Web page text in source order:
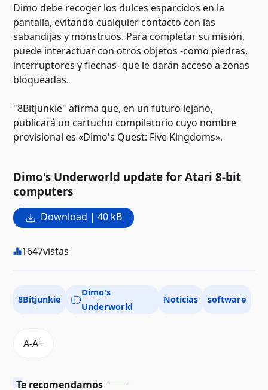
Dimo debe recoger los dulces esparcidos en la
pantalla, evitando cualquier contacto con las
sabandijas y monstruos. Para completar su misión,
puede interactuar con otros objetos -como piedras,
interruptores y flechas- que le darán acceso a zonas
bloqueadas.
"8Bitjunkie" afirma que, en un futuro lejano,
publicará un cartucho compilatorio cuyo nombre
provisional es «Dimo's Quest: Five Kingdoms».
Dimo's Underworld update for Atari 8-bit
computers
Download | 40 kB
1647vistas
8Bitjunkie
Dimo's
Underworld
Noticias software
Te recomendamos